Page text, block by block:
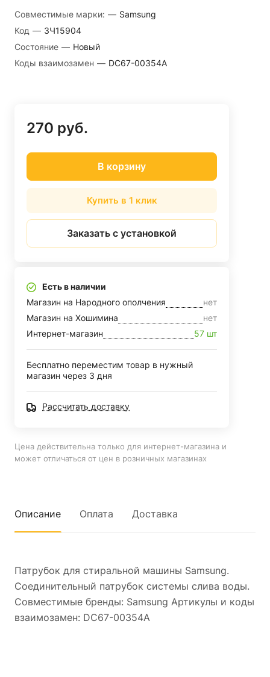
Совместимые марки: — Samsung
Код — ЗЧ15904
Состояние — Новый
Коды взаимозамен — DC67-00354A
270 руб.
В корзину
Купить в 1 клик
Заказать с установкой
Есть в наличии
Магазин на Народного ополчения
нет
Магазин на Хошимина
нет
Интернет-магазин
57 шт
Бесплатно переместим товар в нужный
магазин через 3 дня
Рассчитать доставку
Цена действительна только для интернет-магазина и
может отличаться от цен в розничных магазинах
Описание Оплата Доставка
Патрубок для стиральной машины Samsung.
Соединительный патрубок системы слива воды.
Совместимые бренды: Samsung Артикулы и коды
взаимозамен: DC67-00354A